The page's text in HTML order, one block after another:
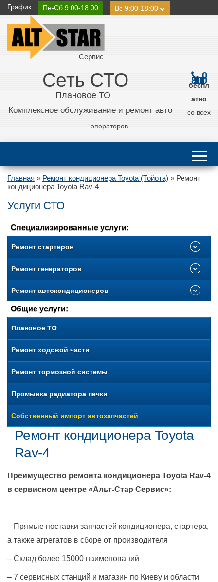
График Пн-Сб 9:00-18:00 Вс 9:00-18:00
Сервис
Сеть СТО
Плановое ТО
Комплексное обслуживание и ремонт авто
0
800 21 11 50
беспл
атно
со всех
операторов
Главная » Ремонт кондиционера Toyota (Тойота) » Ремонт
кондиционера Toyota Rav-4
Услуги СТО
Специализированные услуги:
Ремонт стартеров
Ремонт генераторов
Ремонт автокондиционеров
Общие услуги:
Плановое ТО
Ремонт ходовой части
Ремонт тормозной системы
Промывка радиатора печки
Собственный импорт автозапчастей
Ремонт кондиционера Toyota
Rav-4
Преимущество ремонта кондиционера Toyota Rav-4
в сервисном центре «Альт-Стар Сервис»:
– Прямые поставки запчастей кондиционера, стартера,
а также агрегатов в сборе от производителя
– Склад более 15000 наименований
– 7 сервисных станций и магазин по Киеву и области